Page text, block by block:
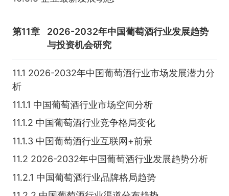
第11章
2026-2032年中国葡萄酒行业发展趋势
与投资机会研究
11.1 2026-2032年中国葡萄酒行业市场发展潜力分
析
11.1.1 中国葡萄酒行业市场空间分析
11.1.2 中国葡萄酒行业竞争格局变化
11.1.3 中国葡萄酒行业互联网+前景
11.2 2026-2032年中国葡萄酒行业发展趋势分析
11.2.1 中国葡萄酒行业品牌格局趋势